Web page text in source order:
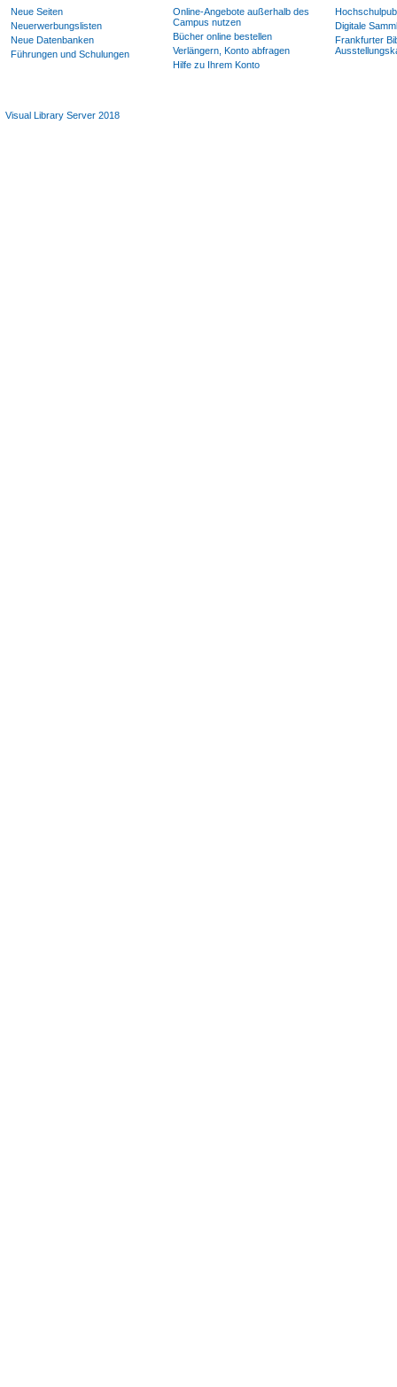
Neue Seiten
Neuerwerbungslisten
Neue Datenbanken
Führungen und Schulungen
Online-Angebote außerhalb des
Campus nutzen
Bücher online bestellen
Verlängern, Konto abfragen
Hilfe zu Ihrem Konto
Digitale
Frankfurter
Visual Library Server 2018